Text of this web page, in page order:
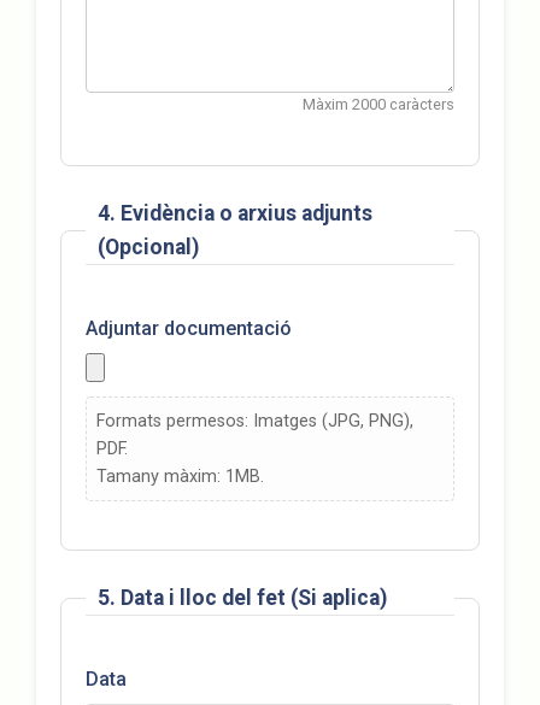
Màxim 2000 caràcters
4. Evidència o arxius adjunts
(Opcional)
Adjuntar documentació
Formats permesos: Imatges (JPG, PNG),
PDF.
Tamany màxim: 1MB.
5. Data i lloc del fet (Si aplica)
Data